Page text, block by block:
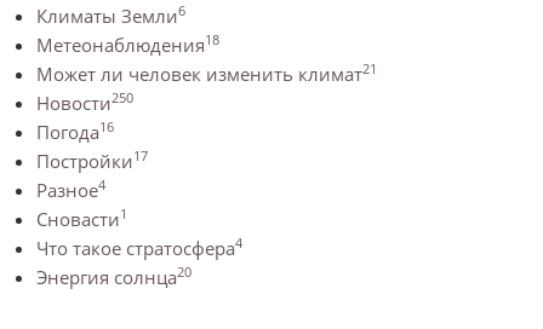
Климаты Земли6
Метеонаблюдения18
Может ли человек изменить климат21
Новости250
Погода16
Постройки17
Разное4
Сновасти1
Что такое стратосфера4
Энергия солнца20